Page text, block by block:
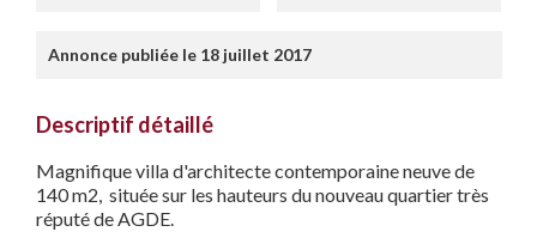
Annonce publiée le 18 juillet 2017
Descriptif détaillé
Magnifique villa d'architecte contemporaine neuve de
140 m2, située sur les hauteurs du nouveau quartier très
réputé de AGDE.